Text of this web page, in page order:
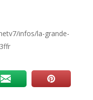
infos/la-grande-